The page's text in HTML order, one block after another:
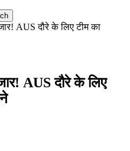
AUS दौरे के लिए टीम का
AUS दौरे के लिए